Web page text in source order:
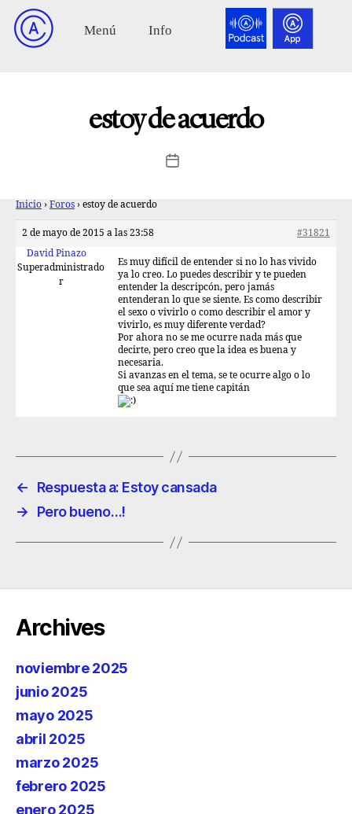
estoy de acuerdo
Inicio › Foros › estoy de acuerdo
2 de mayo de 2015 a las 23:58
#31821
David Pinazo
Superadministrado
r
Es muy difícil de entender si no lo has vivido
ya lo creo. Lo puedes describir y te pueden
entender la descripcón, pero jamás
entenderan lo que se siente. Es como describir
el sexo o vivirlo o como describir el amor y
vivirlo, es muy diferente verdad?
Por ahora no se me ocurre nada más que
decirte, pero creo que la idea es buena y
necesaria.
Si avanzas en el tema, se te ocurre algo o lo
que sea aquí me tiene capitán
←
Respuesta a: Estoy cansada
→
Pero bueno…!
Archives
noviembre 2025
junio 2025
mayo 2025
abril 2025
marzo 2025
febrero 2025
enero 2025